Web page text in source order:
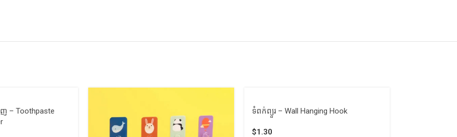
ញ – Toothpaste
ទំពក់ព្យួរ – Wall Hanging Hook
$1.30